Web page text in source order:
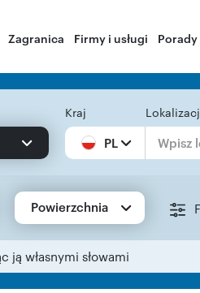
Zagranica Firmy i usługi Porady
Kraj
PL
Powierzchnia
ją własnymi słowami